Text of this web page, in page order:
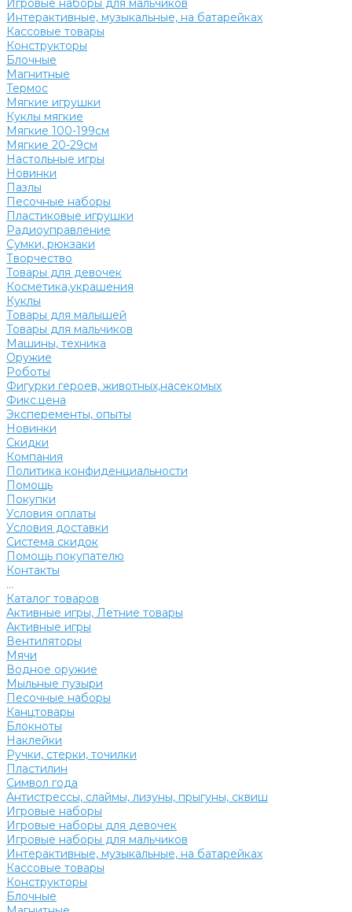
Игровые наборы для мальчиков
Интерактивные, музыкальные, на батарейках
Кассовые товары
Конструкторы
Блочные
Магнитные
Термос
Мягкие игрушки
Куклы мягкие
Мягкие 100-199см
Мягкие 20-29см
Настольные игры
Новинки
Пазлы
Песочные наборы
Пластиковые игрушки
Радиоуправление
Сумки, рюкзаки
Творчество
Товары для девочек
Косметика,украшения
Куклы
Товары для малышей
Товары для мальчиков
Машины, техника
Оружие
Роботы
Фигурки героев, животных,насекомых
Фикс.цена
Эксперементы, опыты
Новинки
Скидки
Компания
Политика конфиденциальности
Помощь
Покупки
Условия оплаты
Условия доставки
Система скидок
Помощь покупателю
Контакты
...
Каталог товаров
Активные игры, Летние товары
Активные игры
Вентиляторы
Мячи
Водное оружие
Мыльные пузыри
Песочные наборы
Канцтовары
Блокноты
Наклейки
Ручки, стерки, точилки
Пластилин
Символ года
Антистрессы, слаймы, лизуны, прыгуны, сквиш
Игровые наборы
Игровые наборы для девочек
Игровые наборы для мальчиков
Интерактивные, музыкальные, на батарейках
Кассовые товары
Конструкторы
Блочные